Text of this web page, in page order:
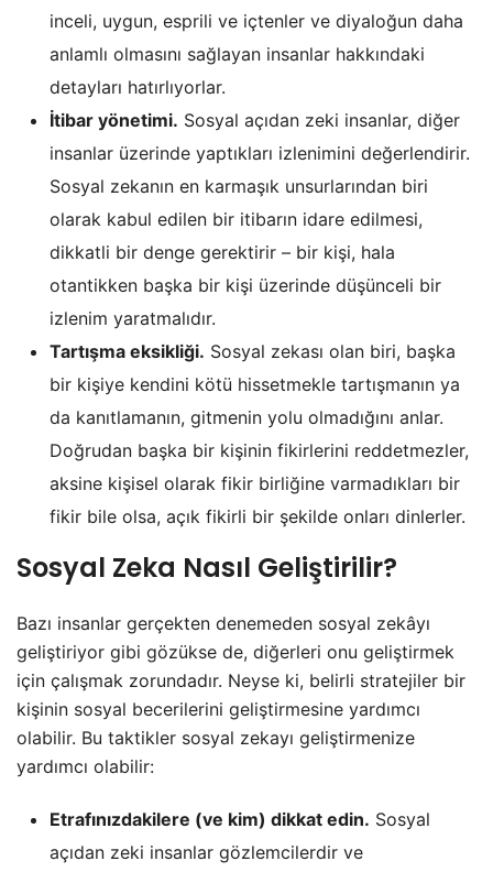
inceli, uygun, esprili ve içtenler ve diyaloğun daha
anlamlı olmasını sağlayan insanlar hakkındaki
detayları hatırlıyorlar.
İtibar yönetimi. Sosyal açıdan zeki insanlar, diğer
insanlar üzerinde yaptıkları izlenimini değerlendirir.
Sosyal zekanın en karmaşık unsurlarından biri
olarak kabul edilen bir itibarın idare edilmesi,
dikkatli bir denge gerektirir – bir kişi, hala
otantikken başka bir kişi üzerinde düşünceli bir
izlenim yaratmalıdır.
Tartışma eksikliği. Sosyal zekası olan biri, başka
bir kişiye kendini kötü hissetmekle tartışmanın ya
da kanıtlamanın, gitmenin yolu olmadığını anlar.
Doğrudan başka bir kişinin fikirlerini reddetmezler,
aksine kişisel olarak fikir birliğine varmadıkları bir
fikir bile olsa, açık fikirli bir şekilde onları dinlerler.
Sosyal Zeka Nasıl Geliştirilir?
Bazı insanlar gerçekten denemeden sosyal zekâyı
geliştiriyor gibi gözükse de, diğerleri onu geliştirmek
için çalışmak zorundadır. Neyse ki, belirli stratejiler bir
kişinin sosyal becerilerini geliştirmesine yardımcı
olabilir. Bu taktikler sosyal zekayı geliştirmenize
yardımcı olabilir:
Etrafınızdakilere (ve kim) dikkat edin. Sosyal
açıdan zeki insanlar gözlemcilerdir ve